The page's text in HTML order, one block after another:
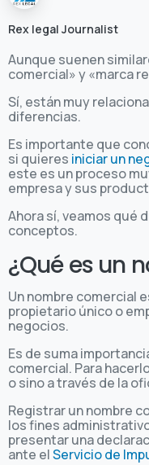
Rex legal Journalist
Aunque suenen
comercial» y «marca
Sí, están muy
diferencias.
Es importante que
si quieres iniciar un
este es un proceso
empresa y sus
Ahora sí, veamos qué
conceptos.
¿Qué es un
Un nombre comercial
propietario único o
negocios.
Es de suma
comercial. Para
o sino a través de la
Registrar un nombre
los fines
presentar una
ante elServicio de